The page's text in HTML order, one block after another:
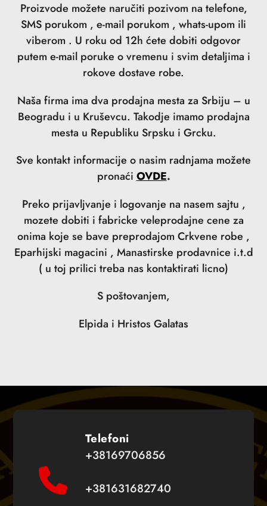
Proizvode možete naručiti pozivom na telefone,
SMS porukom , e-mail porukom , whats-upom ili
viberom . U roku od 12h ćete dobiti odgovor
putem e-mail poruke o vremenu i svim detaljima i
rokove dostave robe.
Naša firma ima dva prodajna mesta za Srbiju – u
Beogradu i u Kruševcu. Takodje imamo prodajna
mesta u Republiku Srpsku i Grcku.
Sve kontakt informacije o nasim radnjama možete
pronaći OVDE.
Preko prijavljvanje i logovanje na nasem sajtu ,
mozete dobiti i fabricke veleprodajne cene za
onima koje se bave preprodajom Crkvene robe ,
Eparhijski magacini , Manastirske prodavnice i.t.d
( u toj prilici treba nas kontaktirati licno)
S poštovanjem,
Elpida i Hristos Galatas
Telefoni
+38169706856
+381631682740